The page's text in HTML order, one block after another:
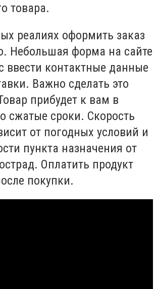
товара.
реалиях оформить заказ
Небольшая форма на сайте
ввести контактные данные
Важно сделать это
прибудет к вам в
сжатые сроки. Скорость
от погодных условий и
пункта назначения от
Оплатить продукт
покупки.